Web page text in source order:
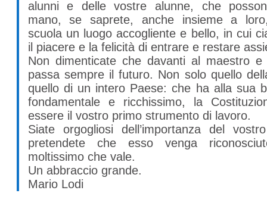
alunni e delle vostre alunne, che
mano, se saprete, anche insieme a
scuola un luogo accogliente e bello, in cui
il piacere e la felicità di entrare e restare
Non dimenticate che davanti al maestro e
passa sempre il futuro. Non solo quello
quello di un intero Paese: che ha alla sua
fondamentale e ricchissimo, la
essere il vostro primo strumento di lavoro.
Siate orgogliosi dell’importanza del
pretendete che esso venga
moltissimo che vale.
Un abbraccio grande.
Mario Lodi